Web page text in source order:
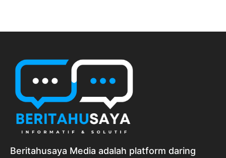
Beritahusaya Media adalah platform daring